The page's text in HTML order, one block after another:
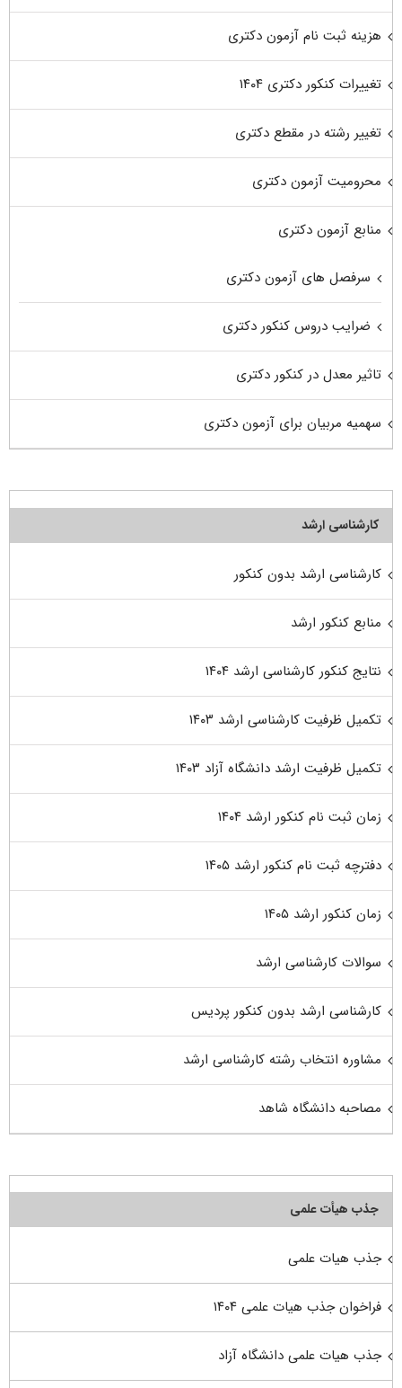
هزینه ثبت نام آزمون دکتری
تغییرات کنکور دکتری ۱۴۰۴
تغییر رشته در مقطع دکتری
محرومیت آزمون دکتری
منابع آزمون دکتری
سرفصل های آزمون دکتری
ضرایب دروس کنکور دکتری
تاثیر معدل در کنکور دکتری
سهمیه مربیان برای آزمون دکتری
کارشناسی ارشد
کارشناسی ارشد بدون کنکور
منابع کنکور ارشد
نتایج کنکور کارشناسی ارشد ۱۴۰۴
تکمیل ظرفیت کارشناسی ارشد ۱۴۰۳
تکمیل ظرفیت ارشد دانشگاه آزاد ۱۴۰۳
زمان ثبت نام کنکور ارشد ۱۴۰۴
دفترچه ثبت نام کنکور ارشد ۱۴۰۵
زمان کنکور ارشد ۱۴۰۵
سوالات کارشناسی ارشد
کارشناسی ارشد بدون کنکور پردیس
مشاوره انتخاب رشته کارشناسی ارشد
مصاحبه دانشگاه شاهد
جذب هیأت علمی
جذب هیات علمی
فراخوان جذب هیات علمی ۱۴۰۴
جذب هیات علمی دانشگاه آزاد